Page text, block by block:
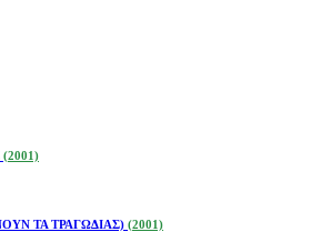
(2001)
ΤΑ ΤΡΑΓΩΔΙΑΣ) (2001)